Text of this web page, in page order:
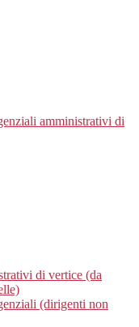
amministrativi di
di vertice (da
(dirigenti non